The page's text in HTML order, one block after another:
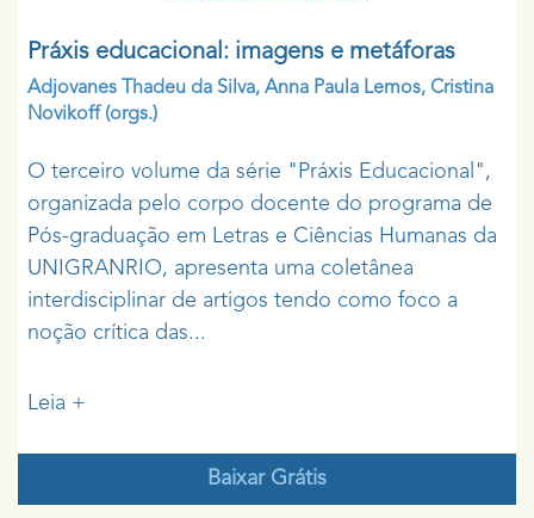
Práxis educacional: imagens e metáforas
Adjovanes Thadeu da Silva, Anna Paula Lemos, Cristina
Novikoff(orgs.)
O terceiro volume da série "Práxis Educacional",
organizada pelo corpo docente do programa de
Pós-graduação em Letras e Ciências Humanas da
UNIGRANRIO, apresenta uma coletânea
interdisciplinar de artigos tendo como foco a
noção crítica das...
Leia +
Baixar Grátis